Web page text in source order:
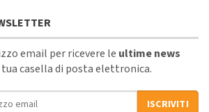
email per ricevere le ultime news
casella di posta elettronica.
ISCRIVITI